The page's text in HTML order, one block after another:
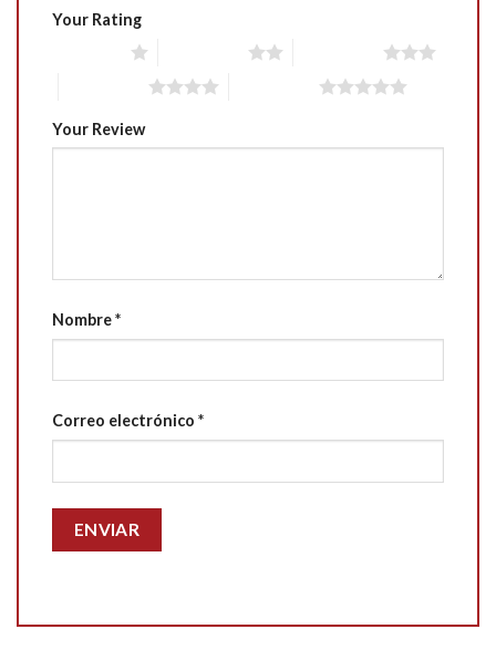
Your Rating
Your Review
Nombre*
Correo electrónico *